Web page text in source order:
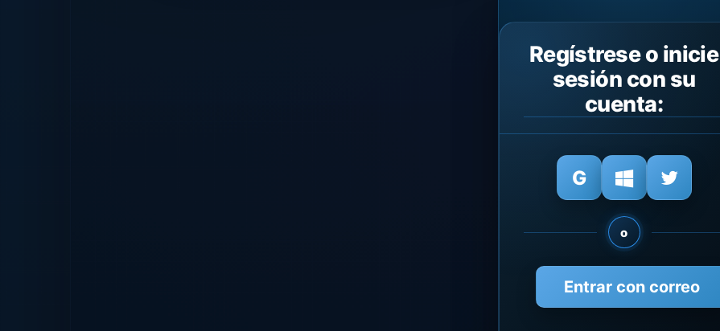
Regístrese o inicie
sesión con su
cuenta:
o
Entrar con correo